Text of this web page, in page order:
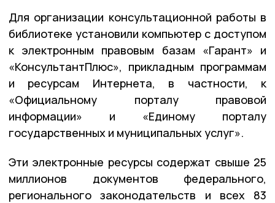
Для организации консультационной работы в
библиотеке установили компьютер с доступом
к электронным правовым базам «Гарант» и
«КонсультантПлюс», прикладным программам
и ресурсам Интернета, в частности, к
«Официальному порталу правовой
информации» и «Единому порталу
государственных и муниципальных услуг».
Эти электронные ресурсы содержат свыше 25
миллионов документов федерального,
регионального законодательств и всех 83